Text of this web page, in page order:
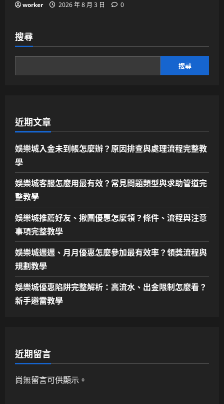
worker 2026 年 8 月 3 日 0
搜尋
搜尋
近期文章
娛樂城入金未到帳怎麼辦？原因排查與處理流程完整教
學
娛樂城客服怎麼用最有效？常見問題類型與求助管道完
整教學
娛樂城推薦好友、揪團優惠怎麼領？條件、流程與注意
事項完整教學
娛樂城週週、月月優惠怎麼參加最有效率？領獎流程與
規劃教學
娛樂城優惠陷阱完整解析：高流水、出金限制怎麼看？
新手避雷教學
近期留言
尚無留言可供顯示。